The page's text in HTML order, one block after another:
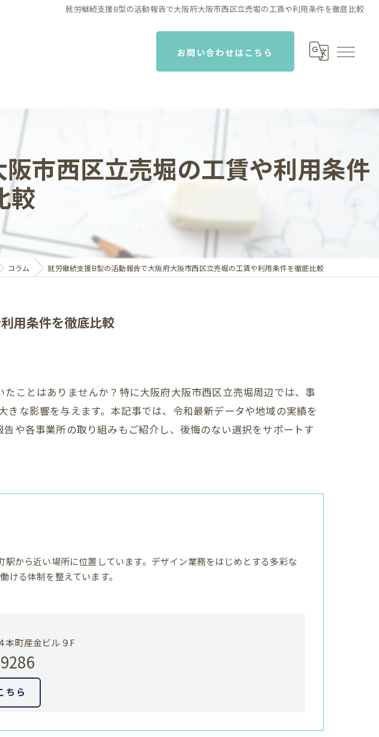
就労継続支援B型の活動報告で大阪府大阪市西区立売堀の工賃や利用条件を徹底比較
お問い合わせはこちら
市西区立売堀の工賃や利用条件
較
コラム 就労継続支援B型の活動報告で大阪府大阪市西区立売堀の工賃や利用条件を徹底比較
用条件を徹底比較
ことはありませんか？特に大阪府大阪市西区立売堀周辺では、事
な影響を与えます。本記事では、令和最新データや地域の実績を
や各事業所の取り組みもご紹介し、後悔のない選択をサポートす
から近い場所に位置しています。デザイン業務をはじめとする多彩な
ける体制を整えています。
本町産金ビル９F
ちら